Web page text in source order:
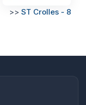
>> ST Crolles - 8